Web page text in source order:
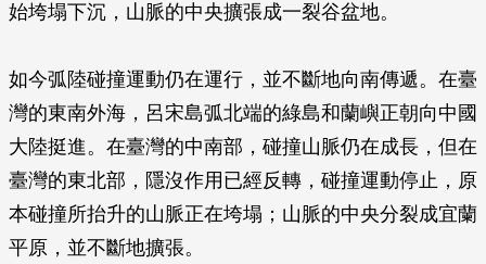
始垮塌下沉，山脈的中央擴張成一裂谷盆地。
如今弧陸碰撞運動仍在運行，並不斷地向南傳遞。在臺
灣的東南外海，呂宋島弧北端的綠島和蘭嶼正朝向中國
大陸挺進。在臺灣的中南部，碰撞山脈仍在成長，但在
臺灣的東北部，隱沒作用已經反轉，碰撞運動停止，原
本碰撞所抬升的山脈正在垮塌；山脈的中央分裂成宜蘭
平原，並不斷地擴張。